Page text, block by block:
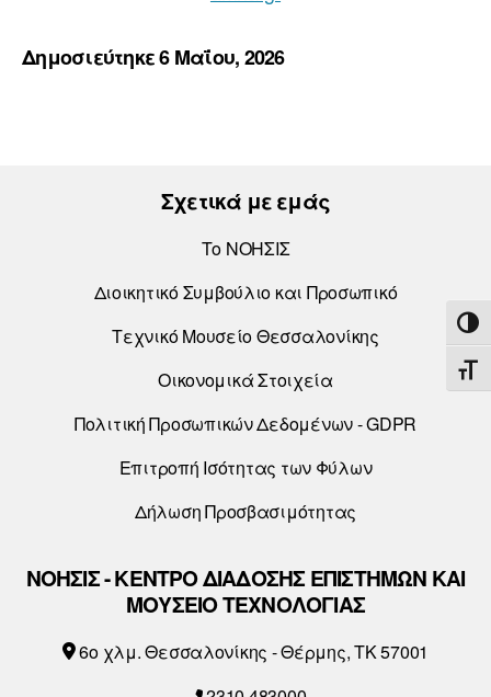
Δημοσιεύτηκε 6 Μαΐου, 2026
Σχετικά με εμάς
Το ΝΟΗΣΙΣ
Διοικητικό Συμβούλιο και Προσωπικό
Τεχνικό Μουσείο Θεσσαλονίκης
Οικονομικά Στοιχεία
Πολιτική Προσωπικών Δεδομένων - GDPR
Επιτροπή Ισότητας των Φύλων
Δήλωση Προσβασιμότητας
ΝΟΗΣΙΣ - ΚΕΝΤΡΟ ΔΙΑΔΟΣΗΣ ΕΠΙΣΤΗΜΩΝ ΚΑΙ
ΜΟΥΣΕΙΟ ΤΕΧΝΟΛΟΓΙΑΣ
6o χλμ. Θεσσαλονίκης - Θέρμης, ΤΚ 57001